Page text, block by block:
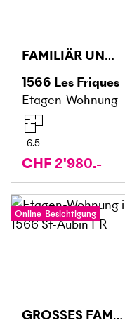
FAMILIÄR UND RUHIG
1566 Les Friques
Etagen-Wohnung
6.5
CHF 2'980.-
Online-Besichtigung
GROSSES FAMILIENDUPLEX